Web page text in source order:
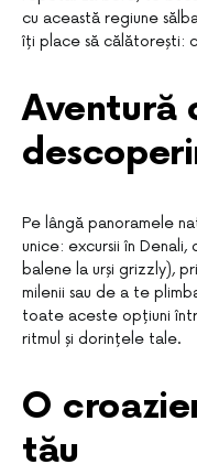
cu această regiune
îți place să călătorești:
Aventură
Pe lângă panoramele
unice: excursii în
balene la urși grizzly),
milenii sau de a te
toate aceste opțiuni
ritmul și dorințele tale.
O
tău